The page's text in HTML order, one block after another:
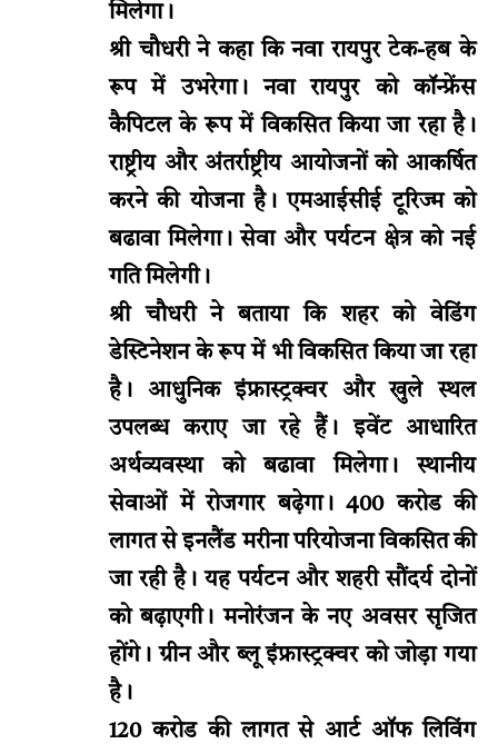
मिलेगा।
श्री चौधरी ने कहा कि नवा रायपुर टेक-हब के
रूप में उभरेगा। नवा रायपुर को कॉन्फ्रेंस
कैपिटल के रूप में विकसित किया जा रहा है।
राष्ट्रीय और अंतर्राष्ट्रीय आयोजनों को आकर्षित
करने की योजना है। एमआईसीई टूरिज्म को
बढावा मिलेगा। सेवा और पर्यटन क्षेत्र को नई
गति मिलेगी।
श्री चौधरी ने बताया कि शहर को वेडिंग
डेस्टिनेशन के रूप में भी विकसित किया जा रहा
है। आधुनिक इंफ्रास्ट्रक्चर और खुले स्थल
उपलब्ध कराए जा रहे हैं। इवेंट आधारित
अर्थव्यवस्था को बढावा मिलेगा। स्थानीय
सेवाओं में रोजगार बढ़ेगा। 400 करोड की
लागत से इनलैंड मरीना परियोजना विकसित की
जा रही है। यह पर्यटन और शहरी सौंदर्य दोनों
को बढ़ाएगी। मनोरंजन के नए अवसर सृजित
होंगे। ग्रीन और ब्लू इंफ्रास्ट्रक्चर को जोड़ा गया
है।
120 करोड की लागत से आर्ट ऑफ लिविंग